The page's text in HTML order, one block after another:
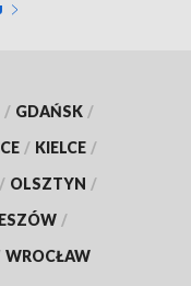
/ GDAŃSK /
/ KIELCE /
/ OLSZTYN /
/
WROCŁAW